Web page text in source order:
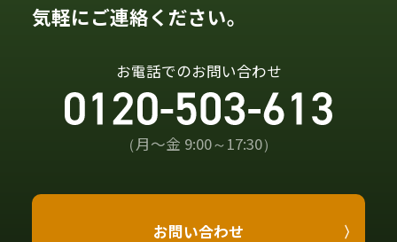
気軽にご連絡ください。
お電話でのお問い合わせ
（月〜金 9:00～17:30）
お問い合わせ